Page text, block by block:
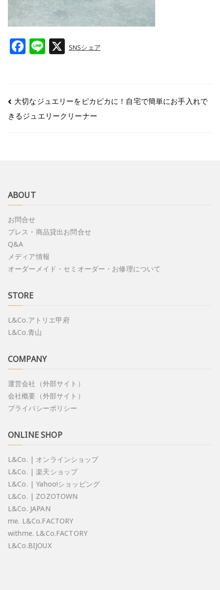
F
e
b
o
Li X
SNSシェア
大切なジュエリーをピカピカに！自宅で簡単にお手入れで
きるジュエリークリーナー
ABOUT
お問合せ
プレス・商品貸出お問合せ
Q&A
メディア情報
オーダーメイド・セミオーダー・お修理について
STORE
L&Co.アトリエ甲府
L&Co.青山
COMPANY
運営会社（外部サイト）
会社概要（外部サイト）
プライバシーポリシー
ONLINE SHOP
L&Co. | オンラインショップ
L&Co. | 楽天ショップ
L&Co. | Yahoo!ショッピング
L&Co. | ZOZOTOWN
L&Co. JAPAN
me. L&Co.FACTORY
withme. L&Co.FACTORY
L&Co.BIJOUX